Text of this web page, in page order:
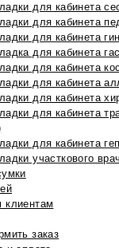
для кабинета
для кабинета
для кабинета
для кабинета
для кабинета
для кабинета
для кабинета
для кабинета
для кабинета
участкового
клиентам
заказ